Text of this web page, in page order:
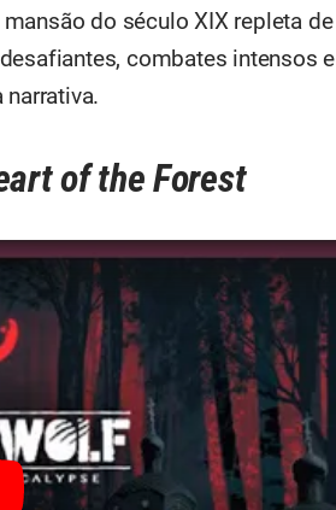
do século XIX repleta de
combates intensos e
of the Forest